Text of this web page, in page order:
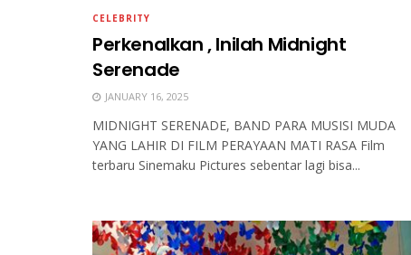
CELEBRITY
Perkenalkan , Inilah Midnight
Serenade
JANUARY 16, 2025
MIDNIGHT SERENADE, BAND PARA MUSISI MUDA
YANG LAHIR DI FILM PERAYAAN MATI RASA Film
terbaru Sinemaku Pictures sebentar lagi bisa...